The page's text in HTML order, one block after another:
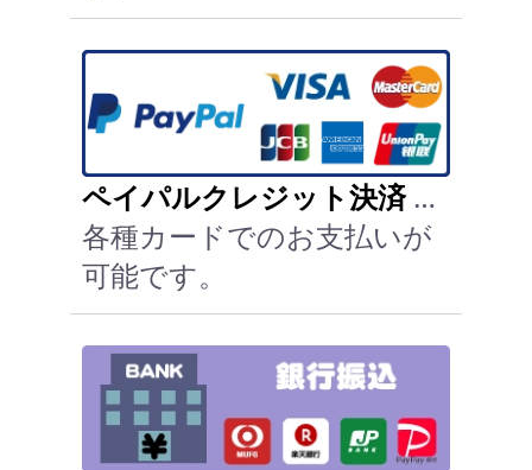
ペイパルクレジット決済…
各種カードでのお支払いが
可能です。